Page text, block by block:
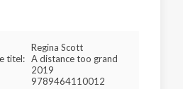
Regina Scott
titel: A distance too grand
2019
9789464110012